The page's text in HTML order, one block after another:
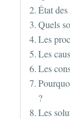
État
Quels
Les
Les
Les
?
Les